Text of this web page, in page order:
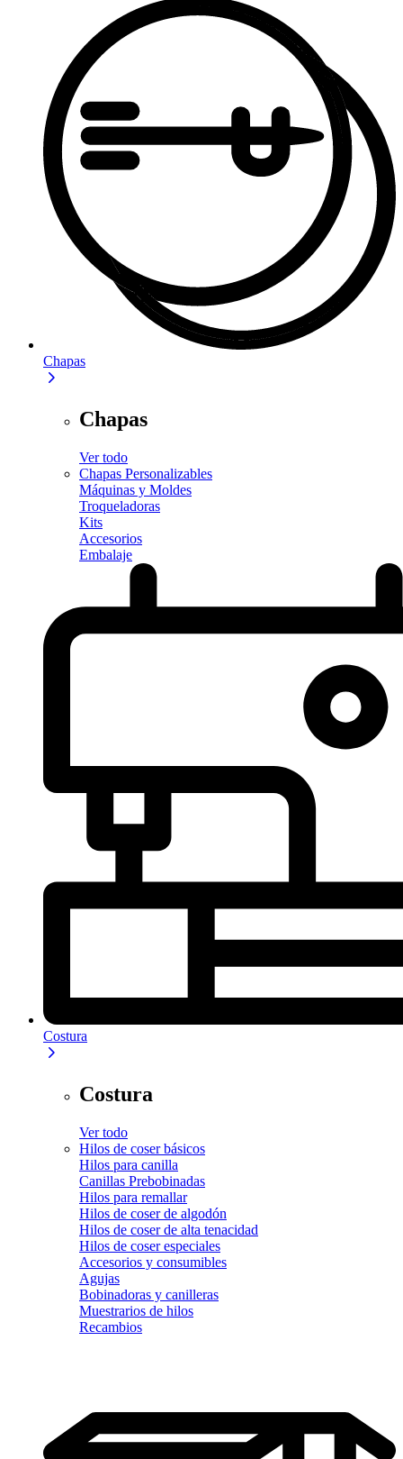
Chapas
Chapas
Ver todo
Chapas Personalizables
Máquinas y Moldes
Troqueladoras
Kits
Accesorios
Embalaje
Costura
Costura
Ver todo
Hilos de coser básicos
Hilos para canilla
Canillas Prebobinadas
Hilos para remallar
Hilos de coser de algodón
Hilos de coser de alta tenacidad
Hilos de coser especiales
Accesorios y consumibles
Agujas
Bobinadoras y canilleras
Muestrarios de hilos
Recambios